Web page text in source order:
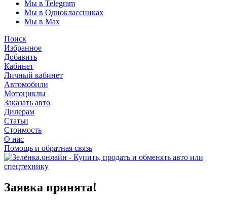
Мы в Telegram
Мы в Одноклассниках
Мы в Max
Поиск
Избранное
Добавить
Кабинет
Личный кабинет
Автомобили
Мотоциклы
Заказать авто
Дилерам
Статьи
Стоимость
О нас
Помощь и обратная связь
Заявка принята!